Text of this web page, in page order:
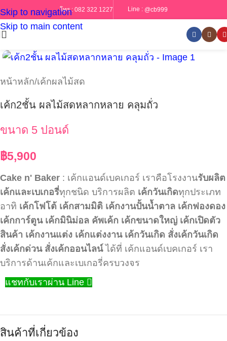
Skip to navigation
Skip to main content
โทร : 082 322 1227 Line : @cb999
หน้าหลัก/เค้กผลไม้สด
เค้ก2ชั้น ผลไม้สดหลากหลาย คลุมถั่ว
ขนาด 5 ปอนด์
฿5,900
Cake n' Baker : เค้กแอนด์เบคเกอร์ เราคือโรงงานรับผลิต
เค้กและเบเกอรี่ทุกชนิด บริการผลิต เค้กวันเกิดทุกประเภท
อาทิ เค้กโฟโต้ เค้กสามมิติ เค้กงานปั้นน้ำตาล เค้กฟองดอง
เค้กการ์ตูน เค้กมินิม่อล คัพเค้ก เค้กขนาดใหญ่ เค้กเปิดตัว
สินค้า เค้กงานแต่ง เค้กแต่งงาน เค้กวันเกิด สั่งเค้กวันเกิด
สั่งเค้กด่วน สั่งเค้กออนไลน์ได้ที่ เค้กแอนด์เบคเกอร์ เรา
บริการด้านเค้กและเบเกอรี่ครบวงจร
แชทกับเราผ่าน Line
สินค้าที่เกี่ยวข้อง